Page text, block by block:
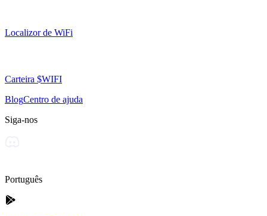
Localizor de WiFi
Carteira $WIFI
BlogCentro de ajuda
Siga-nos
Português